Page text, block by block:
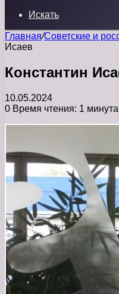
Искать
Главная/Советские и
Исаев
Константин
10.05.2024
0 Время чтения: 1 минута